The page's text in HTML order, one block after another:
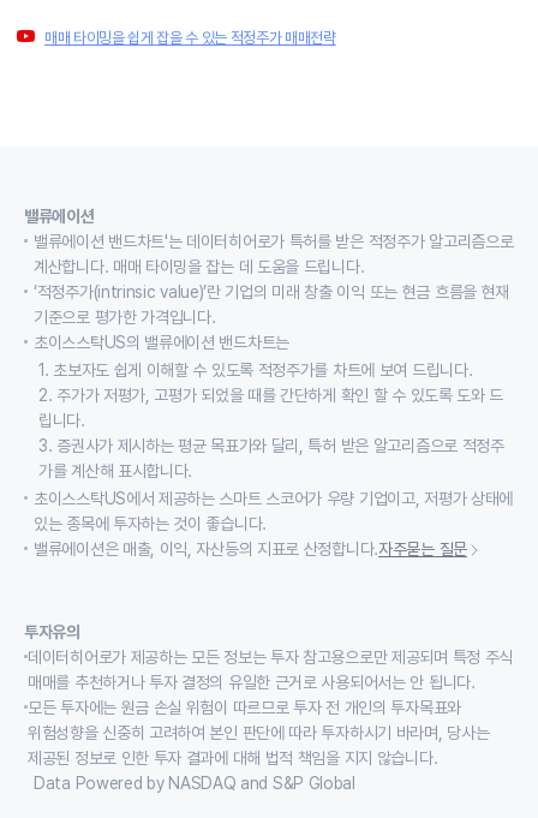
매매 타이밍을 쉽게 잡을 수 있는 적정주가 매매전략
밸류에이션
밸류에이션 밴드차트'는 데이터히어로가 특허를 받은 적정주가 알고리즘으로
계산합니다. 매매 타이밍을 잡는 데 도움을 드립니다.
‘적정주가(intrinsic value)’란 기업의 미래 창출 이익 또는 현금 흐름을 현재
기준으로 평가한 가격입니다.
초이스스탁US의 밸류에이션 밴드차트는
1. 초보자도 쉽게 이해할 수 있도록 적정주가를 차트에 보여 드립니다.
2. 주가가 저평가, 고평가 되었을 때를 간단하게 확인 할 수 있도록 도와 드
립니다.
3. 증권사가 제시하는 평균 목표가와 달리, 특허 받은 알고리즘으로 적정주
가를 계산해 표시합니다.
초이스스탁US에서 제공하는 스마트 스코어가 우량 기업이고, 저평가 상태에
있는 종목에 투자하는 것이 좋습니다.
밸류에이션은 매출, 이익, 자산등의 지표로 산정합니다.자주묻는 질문
투자유의
데이터히어로가 제공하는 모든 정보는 투자 참고용으로만 제공되며 특정 주식
매매를 추천하거나 투자 결정의 유일한 근거로 사용되어서는 안 됩니다.
모든 투자에는 원금 손실 위험이 따르므로 투자 전 개인의 투자목표와
위험성향을 신중히 고려하여 본인 판단에 따라 투자하시기 바라며, 당사는
제공된 정보로 인한 투자 결과에 대해 법적 책임을 지지 않습니다.
Data Powered by NASDAQ and S&P Global